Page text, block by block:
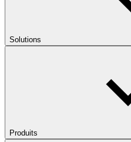
Solutions
Produits